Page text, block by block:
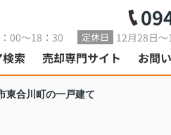
00～18：30 定休日 12月28日
索 売却専門サイト お問
東合川町の一戸建て